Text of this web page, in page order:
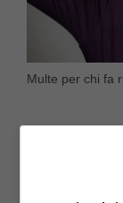
Multe per chi fa